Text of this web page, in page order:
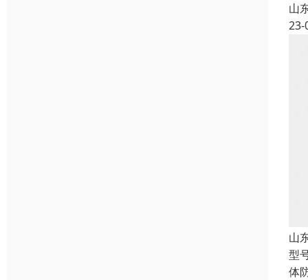
山
23-
山
型
体